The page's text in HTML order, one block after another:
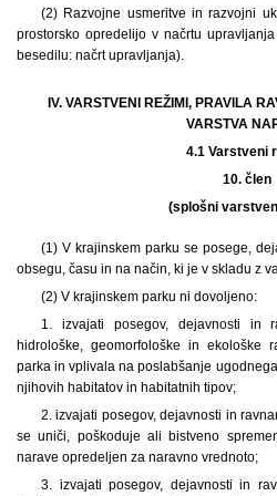
(2) Razvojne usmeritve in razvojni
prostorsko opredelijo v načrtu
besedilu: načrt upravljanja).
IV. VARSTVENI REŽIMI, PRAVILA
VARSTVA
4.1 Varstveni
10. člen
(splošni
(1) V krajinskem parku se posege,
obsegu, času in na način, ki je v skladu z
(2) V krajinskem parku ni dovoljeno:
1. izvajati posegov, dejavnosti in
hidrološke, geomorfološke in ekološke
parka in vplivala na poslabšanje
njihovih habitatov in habitatnih tipov;
2. izvajati posegov, dejavnosti in
se uniči, poškoduje ali bistveno
narave opredeljen za naravno vrednoto;
3. izvajati posegov, dejavnosti in